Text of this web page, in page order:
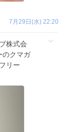
7月29日(水) 22:20
株式会
のクマガ
リー